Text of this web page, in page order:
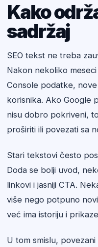
Kako
sadržaj
SEO tekst ne treba
Nakon nekoliko
Console podatke,
korisnika. Ako Google
nisu dobro pokriveni,
proširiti ili povezati sa
Stari tekstovi često
Doda se bolji uvod,
linkovi i jasniji CTA.
više nego potpuno
već ima istoriju i
U tom smislu,